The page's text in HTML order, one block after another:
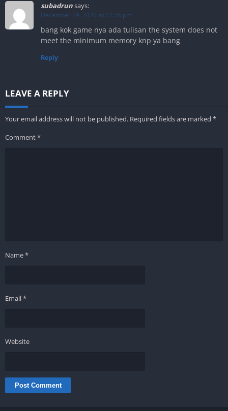
subadrunsays:
December 29, 2020 at 12:26 pm
bang kok game nya ada tulisan the system does not
meet the minimum memory knp ya bang
Reply
LEAVE A REPLY
Your email address will not be published. Required fields are marked *
Comment*
Name*
Email*
Website